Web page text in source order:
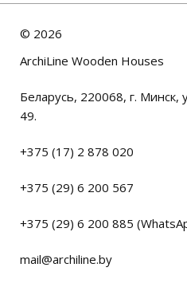
© 2026
ArchiLine Wooden Houses
Беларусь, 220068, г. Минск,
49.
+375 (17) 2 878 020
+375 (29) 6 200 567
+375 (29) 6 200 885
mail@archiline.by